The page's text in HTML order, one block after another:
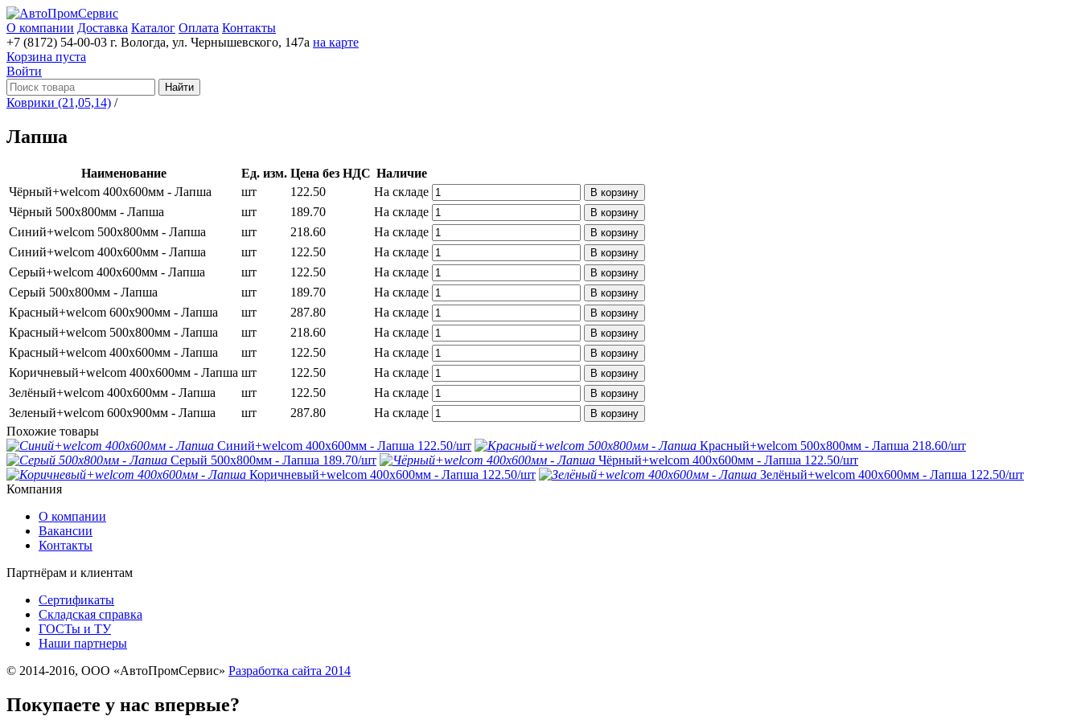
О компании Доставка Каталог Оплата Контакты
+7 (8172) 54-00-03 г. Вологда, ул. Чернышевского, 147а на карте
Корзина пуста
Войти
Найти
Коврики (21,05,14) /
Лапша
Наименование Ед. изм. Цена без НДС Наличие
Чёрный+welcom 400х600мм - Лапша
шт 122.50 На складе В корзину
Чёрный 500х800мм - Лапша шт 189.70 На складе В корзину
Синий+welcom 500х800мм - Лапша шт 218.60 На складе В корзину
Синий+welcom 400х600мм - Лапша шт 122.50 На складе В корзину
Серый+welcom 400х600мм - Лапша шт 122.50 На складе В корзину
Серый 500х800мм - Лапша шт 189.70 На складе В корзину
Красный+welcom 600х900мм - Лапша шт 287.80 На складе В корзину
Красный+welcom 500х800мм - Лапша шт 218.60 На складе В корзину
Красный+welcom 400х600мм - Лапша шт 122.50 На складе В корзину
Коричневый+welcom 400х600мм - Лапша шт 122.50 На складе В корзину
Зелёный+welcom 400х600мм - Лапша шт 122.50 На складе В корзину
Зеленый+welcom 600х900мм - Лапша шт 287.80 На складе В корзину
Похожие товары
Синий+welcom 400х600мм - Лапша 122.50/шт Красный+welcom 500х800мм - Лапша 218.60/шт
Серый 500х800мм - Лапша 189.70/шт Чёрный+welcom 400х600мм - Лапша 122.50/шт
Коричневый+welcom 400х600мм - Лапша 122.50/шт Зелёный+welcom 400х600мм - Лапша 122.50/шт
Компания
О компании
Вакансии
Контакты
Партнёрам и клиентам
Сертификаты
Складская справка
ГОСТы и ТУ
Наши партнеры
© 2014-2016, ООО «АвтоПромСервис» Разработка сайта 2014
Покупаете у нас впервые?